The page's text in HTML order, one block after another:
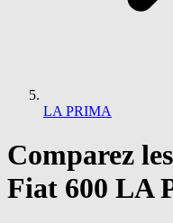
LA PRIMA
Comparez
Fiat 600 LA